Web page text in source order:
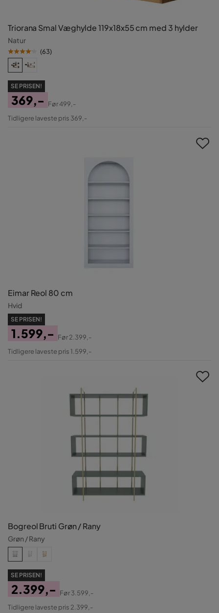
Triorana Smal Væghylde 119x18x55 cm med 3 hylder
Natur
(63)
SE PRISEN!
Pris
369,-
Original
Før499,-
Tidligere laveste pris 369,-
Eimar Reol 80 cm
Hvid
SE PRISEN!
Pris
1.599,-
Original
Før2.399,-
Tidligere laveste pris 1.599,-
Bogreol Bruti Grøn / Rany
Grøn / Rany
SE PRISEN!
Pris
2.399,-
Original
Før3.599,-
Tidligere laveste pris 2.399,-